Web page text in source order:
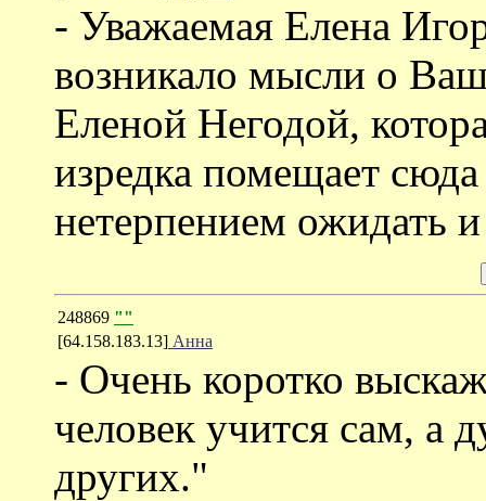
- Уважаемая Елена
возникало мысли о
Еленой Негодой,
изредка помещает
нетерпением ожидать
248869 ""
[64.158.183.13] Анна
- Очень коротко
человек учится сам, а
других."